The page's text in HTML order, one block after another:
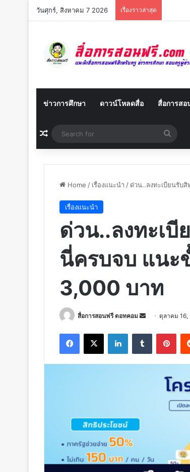
วันศุกร์, สิงหาคม 7 2026 เรื่องราวล่าสุด
ข่าวการศึกษา ดาวน์โหลดสื่อ สื่อการสอ
Random Article
for
Home / เรื่องแนะนำ / ด่วน..ลงทะเบียนรับสิ
เรื่องแนะนำ
ด่วน..ลงทะเบี
นี่ครบจบ แนะ
3,000 บาท
สื่อการสอนฟรี ดอทคอม
Send ตุลาคม 16,
Facebook
X LinkedInTumblr